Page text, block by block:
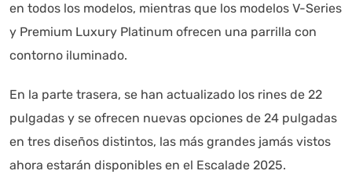
en todos los modelos, mientras que los modelos V-Series
y Premium Luxury Platinum ofrecen una parrilla con
contorno iluminado.
En la parte trasera, se han actualizado los rines de 22
pulgadas y se ofrecen nuevas opciones de 24 pulgadas
en tres diseños distintos, las más grandes jamás vistos
ahora estarán disponibles en el Escalade 2025.
Autoanalítica IA Agente Inteligente